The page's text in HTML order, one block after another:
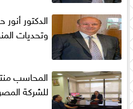
الدكتور
وتحديات
المحاسب
للشركة